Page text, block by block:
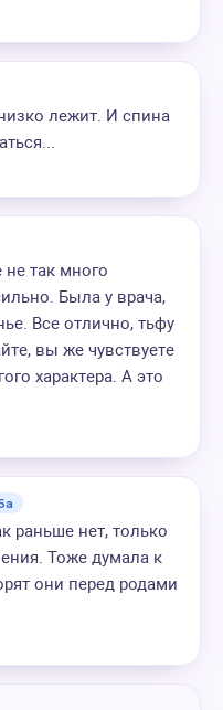
лежит. И спина
так много
Была у врача,
Все отлично, тьфу
вы же чувствуете
характера. А это
раньше нет, только
Тоже думала к
они перед родами